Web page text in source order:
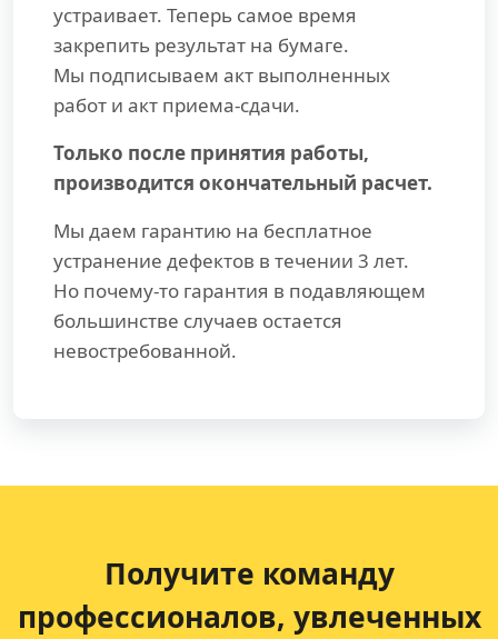
устраивает. Теперь самое время
закрепить результат на бумаге.
Мы подписываем акт выполненных
работ и акт приема-сдачи.
Только после принятия работы,
производится окончательный расчет.
Мы даем гарантию на бесплатное
устранение дефектов в течении 3 лет.
Но почему-то гарантия в подавляющем
большинстве случаев остается
невостребованной.
Получите команду
профессионалов, увлеченных